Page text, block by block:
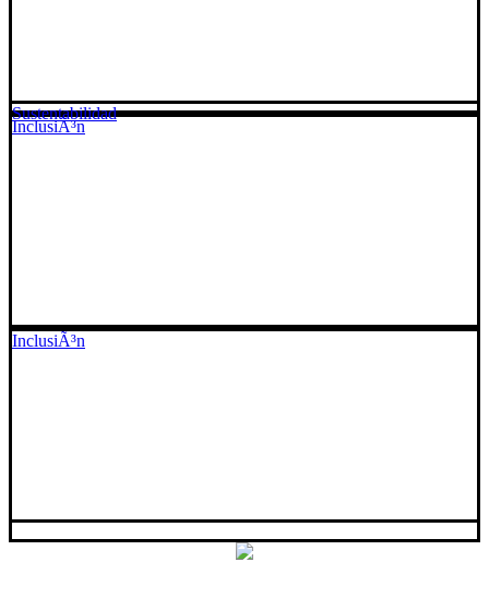
InclusiÃ³n
InclusiÃ³n
Sustentabilidad